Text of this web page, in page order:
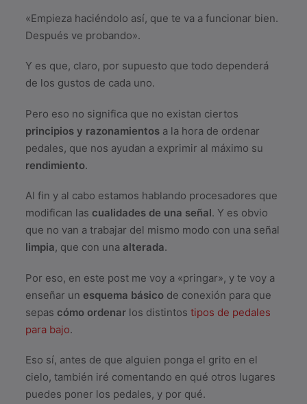
«Empieza haciéndolo así, que te va a funcionar bien.
Después ve probando».
Y es que, claro, por supuesto que todo dependerá
de los gustos de cada uno.
Pero eso no significa que no existan ciertos
principios y razonamientos a la hora de ordenar
pedales, que nos ayudan a exprimir al máximo su
rendimiento.
Al fin y al cabo estamos hablando procesadores que
modifican las cualidades de una señal. Y es obvio
que no van a trabajar del mismo modo con una señal
limpia, que con una alterada.
Por eso, en este post me voy a «pringar», y te voy a
enseñar un esquema básico de conexión para que
sepas cómo ordenar los distintos tipos de pedales
para bajo.
Eso sí, antes de que alguien ponga el grito en el
cielo, también iré comentando en qué otros lugares
puedes poner los pedales, y por qué.